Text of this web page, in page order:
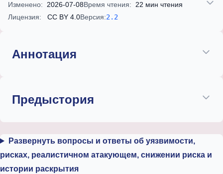
Изменено:
2026-07-08Время чтения:
22 мин чтения
Лицензия:
CC BY 4.0Версия:2.2
Аннотация
Предыстория
Развернуть вопросы и ответы об уязвимости,
рисках, реалистичном атакующем, снижении риска и
истории раскрытия